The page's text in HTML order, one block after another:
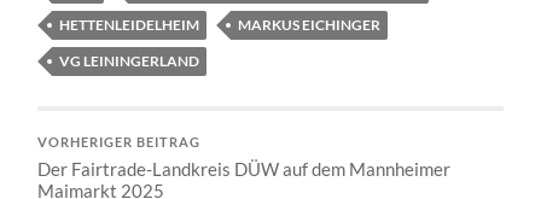
HETTENLEIDELHEIM
MARKUS EICHINGER
VG LEININGERLAND
VORHERIGER BEITRAG
Der Fairtrade-Landkreis DÜW auf dem Mannheimer
Maimarkt 2025